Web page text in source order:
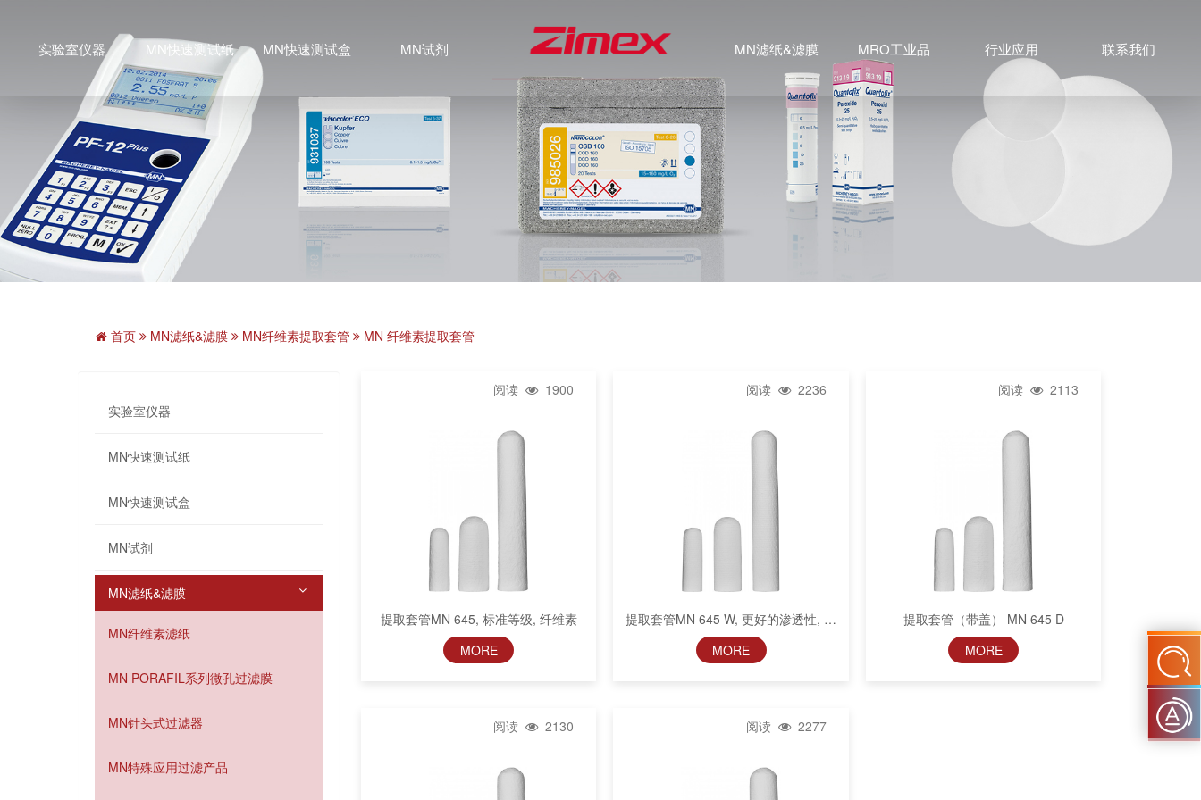
实验室仪器 MN快速测试纸 MN快速测试盒 MN试剂 MN滤纸&滤膜 MRO工业品 行业应用 联系我们
首页 MN滤纸&滤膜 MN纤维素提取套管 MN 纤维素提取套管
实验室仪器
MN快速测试纸
MN快速测试盒
MN试剂
MN滤纸&滤膜
MN纤维素滤纸
MN PORAFIL系列微孔过滤膜
MN针头式过滤器
MN特殊应用过滤产品
阅读 1900
提取套管MN 645, 标准等级, 纤维素
MORE
阅读 2236
提取套管MN 645 W, 更好的渗透性, 纤
维素
MORE
阅读 2113
提取套管（带盖） MN 645 D
MORE
阅读 2130 阅读 2277